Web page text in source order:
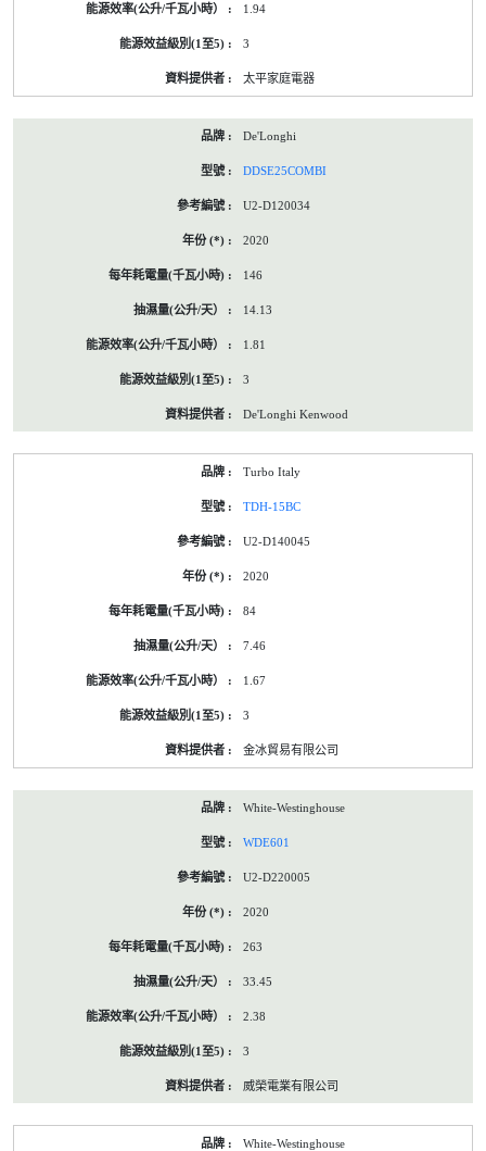
1.94
3
太平家庭電器
De'Longhi
DDSE25COMBI
U2-D120034
2020
146
14.13
1.81
3
De'Longhi Kenwood
Turbo Italy
TDH-15BC
U2-D140045
2020
84
7.46
1.67
3
金冰貿易有限公司
White-Westinghouse
WDE601
U2-D220005
2020
263
33.45
2.38
3
威榮電業有限公司
White-Westinghouse